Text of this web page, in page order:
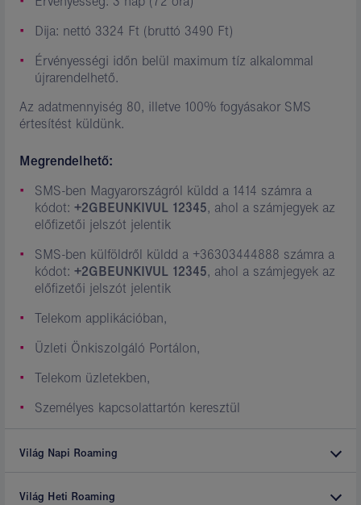
Dija: nettó 3324 Ft (bruttó 3490 Ft)
Érvényességi időn belül maximum tíz alkalommal
újrarendelhető.
Az adatmennyiség 80, illetve 100% fogyásakor SMS
értesítést küldünk.
Megrendelhető:
SMS-ben Magyarországról küldd a 1414 számra a
kódot: +2GBEUNKIVUL 12345, ahol a számjegyek az
előfizetői jelszót jelentik
SMS-ben külföldről küldd a +36303444888 számra a
kódot: +2GBEUNKIVUL 12345, ahol a számjegyek az
előfizetői jelszót jelentik
Telekom applikációban,
Üzleti Önkiszolgáló Portálon,
Telekom üzletekben,
Személyes kapcsolattartón keresztül
Világ Napi Roaming
Világ Heti Roaming